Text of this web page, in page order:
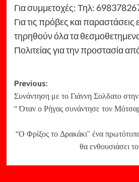
Για συμμετοχές: Τηλ:
Για τις πρόβες και παραστάσεις
τηρηθούν όλα τα
Πολιτείας για την προστασία
Post
navigation
Previous:
Συνάντηση με το Γιάννη Σολδατο
“ Όταν ο Ρήγας συνάντησε τον
“Ο Φρίξος το Δρακάκι” ένα
θα ενθουσιάσει